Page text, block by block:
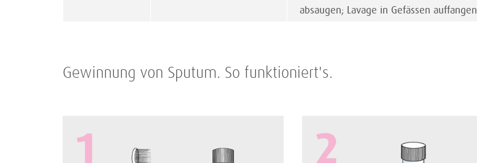
absaugen; Lavage in Gefässen auffangen
Gewinnung von Sputum. So funktioniert's.